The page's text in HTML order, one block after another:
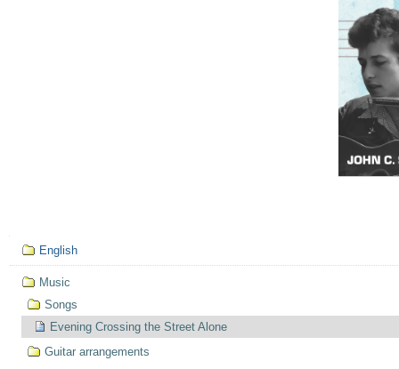
Mục
định
hướng
English
Music
Songs
Evening Crossing the Street Alone
Guitar arrangements